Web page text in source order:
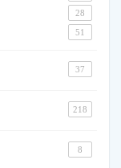
28
51
37
218
8